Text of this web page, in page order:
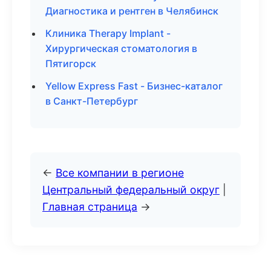
Диагностика и рентген в Челябинск
Клиника Therapy Implant -
Хирургическая стоматология в
Пятигорск
Yellow Express Fast - Бизнес-каталог
в Санкт-Петербург
← Все компании в регионе
Центральный федеральный округ
Главная страница →